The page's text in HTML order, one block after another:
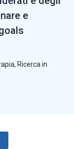
e
, Ricerca in